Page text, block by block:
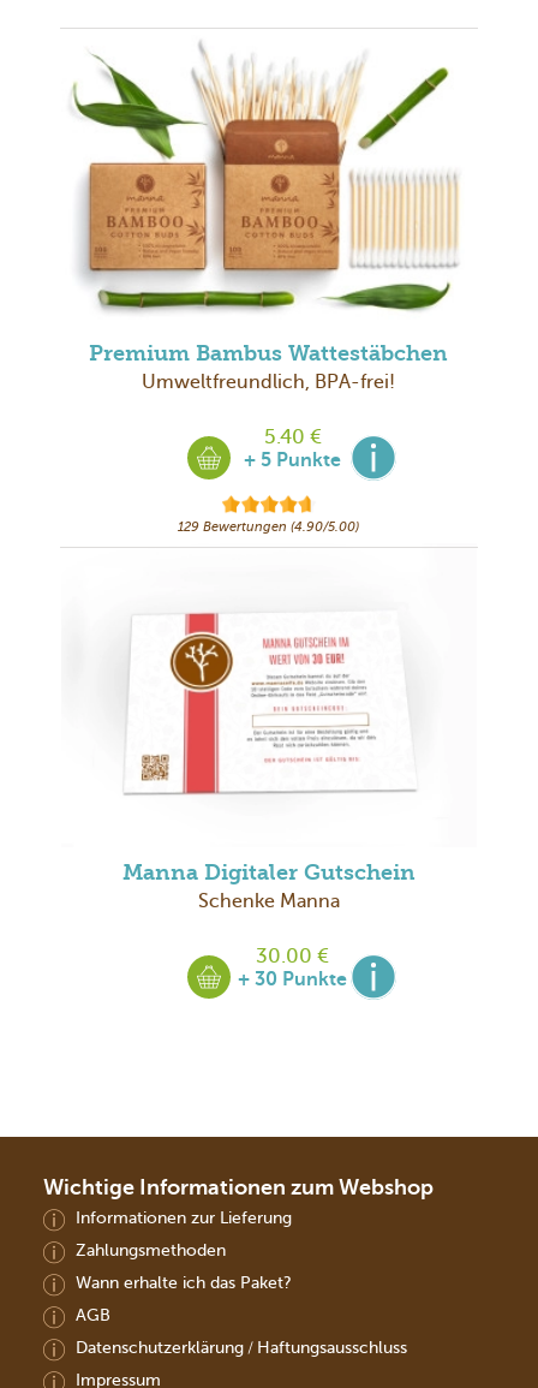
Premium Bambus Wattestäbchen
Umweltfreundlich, BPA-frei!
5.40 €
+ 5 Punkte
129 Bewertungen (4.90/5.00)
Manna Digitaler Gutschein
Schenke Manna
30.00 €
+ 30 Punkte
Wichtige Informationen zum Webshop
Informationen zur Lieferung
Zahlungsmethoden
Wann erhalte ich das Paket?
AGB
Datenschutzerklärung/ Haftungsausschluss
Impressum